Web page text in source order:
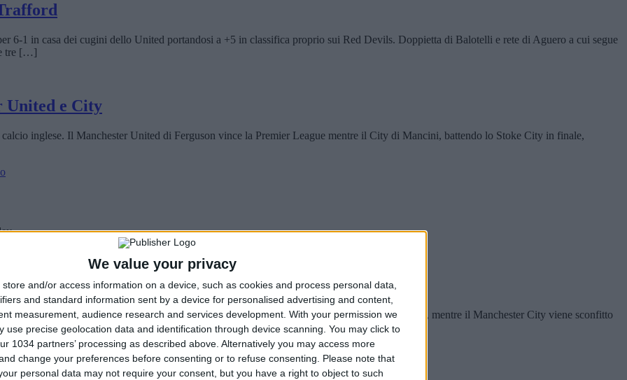
We value your privacy
store and/or access information on a device, such as cookies and process personal data,
and standard information sent by a device for personalised advertising and content,
measurement, audience research and services development. With your permission we
use precise geolocation data and identification through device scanning. You may click to
1034 partners’ processing as described above. Alternatively you may access more
change your preferences before consenting or to refuse consenting.
Please note that
personal data may not require your consent, but you have a right to object to such
6-1 in casa dei cugini dello United portandosi a +5 in classifica proprio sui Red Devils. Doppietta di Balotelli e rete di Aguero a cui segue
tre […]
United e City
inglese. Il Manchester United di Ferguson vince la Premier League mentre il City di Mancini, battendo lo Stoke City in finale,
sconfitto
Il Manchester United rifila 5 gol al Portsmouth. Vittoria anche per il Liverpool contro l’Everton, mentre il Manchester City viene sconfitto
City 2-1 Liverpool – Everton 1-0